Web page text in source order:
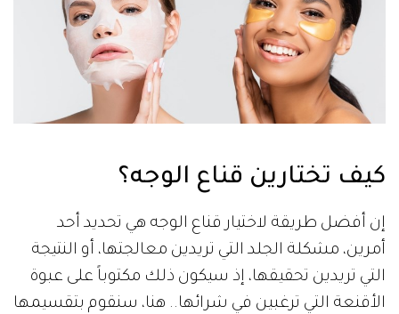
كيف تختارين قناع الوجه؟
إن أفضل طريقة لاختيار قناع الوجه هي تحديد أحد
أمرين، مشكلة الجلد التي تريدين معالجتها، أو النتيجة
التي تريدين تحقيقها، إذ سيكون ذلك مكتوباً على عبوة
الأقنعة التي ترغبين في شرائها.. هنا، سنقوم بتقسيمها